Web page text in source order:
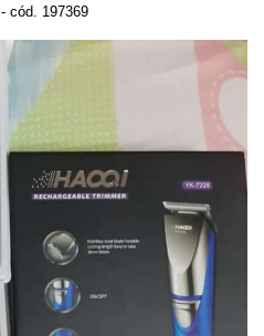
- cód. 197369